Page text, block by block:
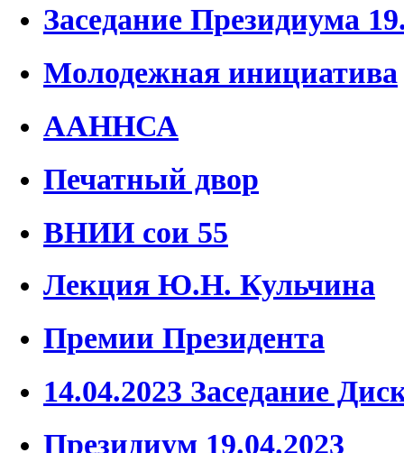
Заседание Президиума
Молодежная инициатива
ААННСА
Печатный двор
ВНИИ сои 55
Лекция Ю.Н. Кульчина
Премии Президента
14.04.2023 Заседание
Президиум 19.04.2023